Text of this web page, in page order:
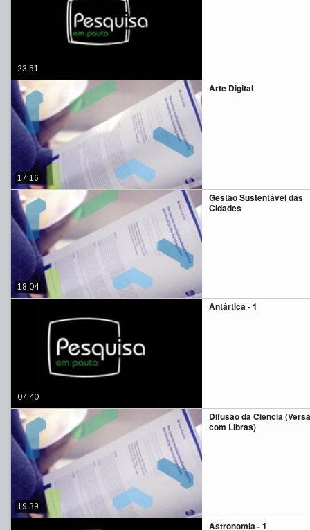
23:51
Arte Digital
17:16
Gestão Sustentável das
Cidades
18:04
Antártica - 1
07:40
Difusão da Ciência
com Libras)
19:39
Astronomia - 1